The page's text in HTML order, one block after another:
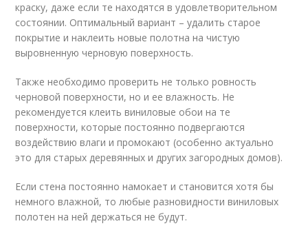
краску, даже если те находятся в удовлетворительном
состоянии. Оптимальный вариант – удалить старое
покрытие и наклеить новые полотна на чистую
выровненную черновую поверхность.
Также необходимо проверить не только ровность
черновой поверхности, но и ее влажность. Не
рекомендуется клеить виниловые обои на те
поверхности, которые постоянно подвергаются
воздействию влаги и промокают (особенно актуально
это для старых деревянных и других загородных домов).
Если стена постоянно намокает и становится хотя бы
немного влажной, то любые разновидности виниловых
полотен на ней держаться не будут.